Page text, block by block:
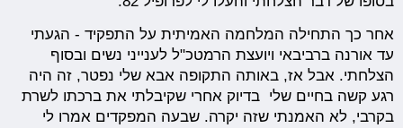
אחר כך התחילה המלחמה האמיתית על התפקיד - הגעתי
עד אורנה ברביבאי ויועצת הרמטכ"ל לענייני נשים ובסוף
הצלחתי. אבל אז, באותה התקופה אבא שלי נפטר, זה היה
רגע קשה בחיים שלי בדיוק אחרי שקיבלתי את ברכתו לשרת
בקרבי, לא האמנתי שזה יקרה. שבעה המפקדים אמרו לי